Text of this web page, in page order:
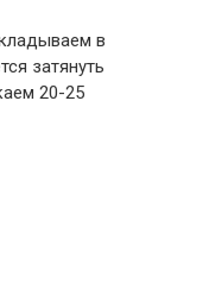
в
затянуть
20-25